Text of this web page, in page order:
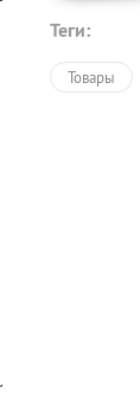
Теги:
Товары